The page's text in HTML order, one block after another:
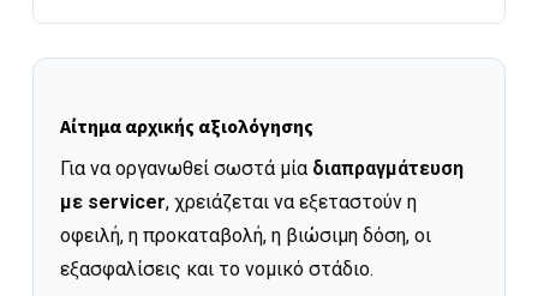
Αίτημα αρχικής αξιολόγησης
Για να οργανωθεί σωστά μία διαπραγμάτευση
με servicer, χρειάζεται να εξεταστούν η
οφειλή, η προκαταβολή, η βιώσιμη δόση, οι
εξασφαλίσεις και το νομικό στάδιο.